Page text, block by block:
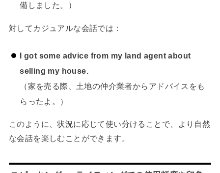
備しました。）
対してカジュアルな会話では：
I got some advice from my land agent about
selling my house.
（家を売る際、土地の仲介業者からアドバイスをも
らったよ。）
このように、状況に応じて使い分けることで、より自然
な会話を楽しむことができます。